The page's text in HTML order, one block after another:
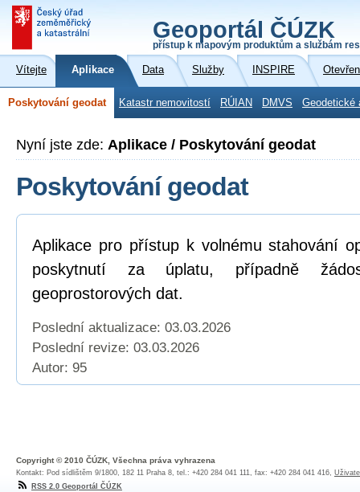
Geoportál ČÚZK
přístup k mapovým produktům a službám
Vítejte Aplikace Data Služby INSPIRE
Poskytování geodat Katastr nemovitostí RÚIAN DMVS Geodetické
Nyní jste zde: Aplikace / Poskytování geodat
Poskytování geodat
Aplikace pro přístup k volnému stahování
poskytnutí za úplatu, případně
geoprostorových dat.
Poslední aktualizace: 03.03.2026
Poslední revize: 03.03.2026
Autor: 95
Copyright © 2010 ČÚZK, Všechna práva vyhrazena
Kontakt: Pod sídlištěm 9/1800, 182 11 Praha 8, tel.: +420 284 041 111, fax: +420 284 041 416,
RSS 2.0 Geoportál ČÚZK